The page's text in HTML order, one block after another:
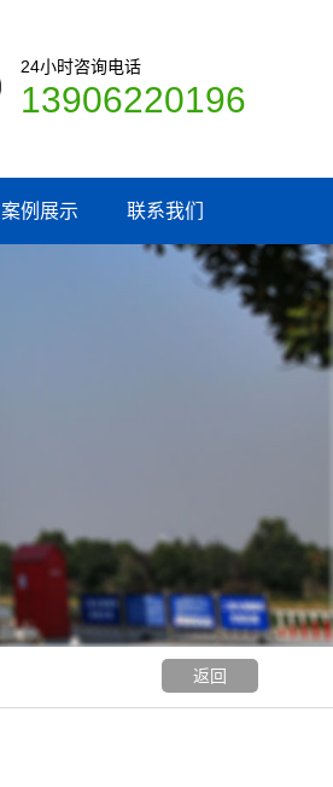
24小时咨询电话
13906220196
案例展示 联系我们
返回